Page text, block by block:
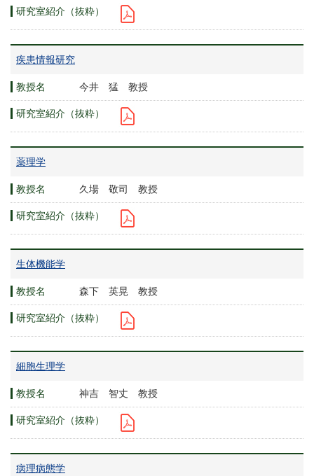
疾患情報研究
今井 猛 教授
薬理学
久場 敬司 教授
生体機能学
森下 英晃 教授
細胞生理学
神吉 智丈 教授
病理病態学